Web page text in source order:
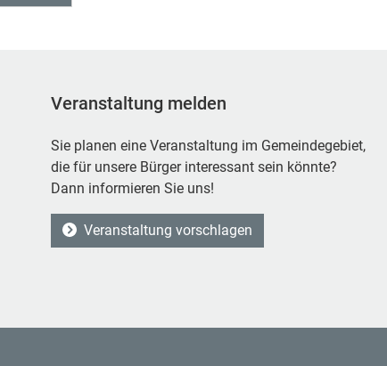
Veranstaltung melden
Sie planen eine Veranstaltung im Gemeindegebiet,
die für unsere Bürger interessant sein könnte?
Dann informieren Sie uns!
Veranstaltung vorschlagen